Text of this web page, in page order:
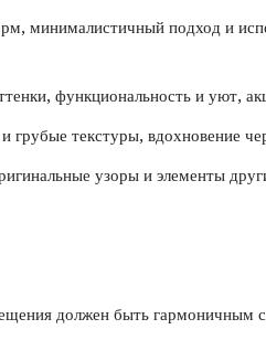
минималистичный подход и
функциональность и уют,
грубые текстуры, вдохновение
узоры и элементы
должен быть гармоничным